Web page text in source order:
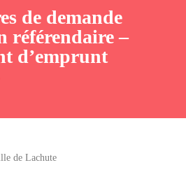
de demande
référendaire –
d’emprunt